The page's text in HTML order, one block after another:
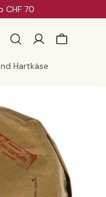
Lieferung
Hartkäse